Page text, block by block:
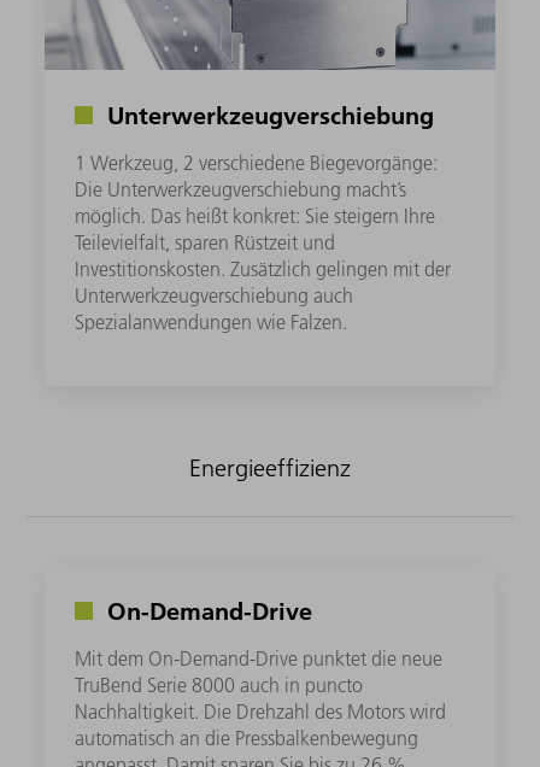
Unterwerkzeugverschiebung
1 Werkzeug, 2 verschiedene Biegevorgänge:
Die Unterwerkzeugverschiebung macht’s
möglich. Das heißt konkret: Sie steigern Ihre
Teilevielfalt, sparen Rüstzeit und
Investitionskosten. Zusätzlich gelingen mit der
Unterwerkzeugverschiebung auch
Spezialanwendungen wie Falzen.
Energieeffizienz
On-Demand-Drive
Mit dem On-Demand-Drive punktet die neue
TruBend Serie 8000 auch in puncto
Nachhaltigkeit. Die Drehzahl des Motors wird
automatisch an die Pressbalkenbewegung